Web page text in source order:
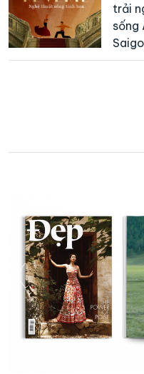
trải
sống